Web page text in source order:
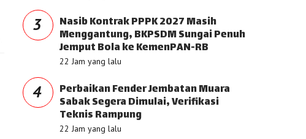
3 Nasib Kontrak PPPK 2027 Masih
Menggantung, BKPSDM Sungai Penuh
Jemput Bola ke KemenPAN-RB
22 Jam yang lalu
4 Perbaikan Fender Jembatan Muara
Sabak Segera Dimulai, Verifikasi
Teknis Rampung
22 Jam yang lalu